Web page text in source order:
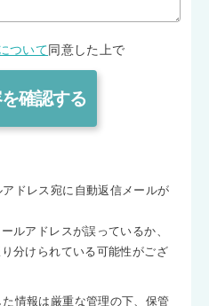
ついて 同意した上で
ドレス宛に自動返信メールが
ルアドレスが誤っているか、
分けられている可能性がござ
情報は厳重な管理の下、保管